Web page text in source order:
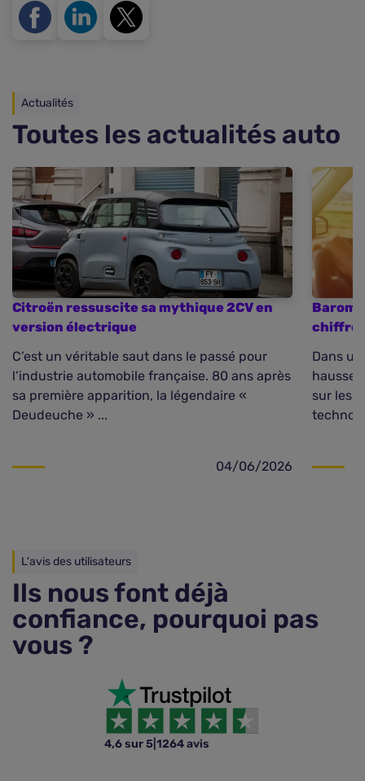
Actualités
Toutes les actualités auto
Citroën ressuscite sa mythique 2CV en
version électrique
C’est un véritable saut dans le passé pour
l’industrie automobile française. 80 ans après
sa première apparition, la légendaire «
Deudeuche » ...
04/06/2026
chiffres
Dans
hausse
sur les
L'avis des utilisateurs
Ils nous font déjà
confiance, pourquoi pas
vous ?
4,6 sur 5 1264 avis